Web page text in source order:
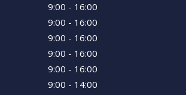
9:00 - 16:00
9:00 - 16:00
9:00 - 16:00
9:00 - 16:00
9:00 - 16:00
9:00 - 14:00